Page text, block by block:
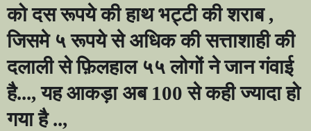
को दस रूपये की हाथ भट्टी की शराब,
जिसमे ५ रूपये से अधिक की सत्ताशाही की
दलाली से फ़िलहाल ५५ लोगों ने जान गंवाई
है...,यह आकड़ा अब 100से कही ज्यादा हो
गया है ..,